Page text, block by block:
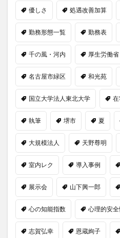
優しさ 処遇改善加算
勤務形態一覧 勤務表
千の風・河内 厚生労働省
名古屋市緑区 和光苑
国立大学法人東北大学
執筆 堺市 夏
大規模法人 天野尊明
室内レク 導入事例
展示会 山下興一郎
心の知能指数 心理的安
志賀弘幸 恩蔵絢子